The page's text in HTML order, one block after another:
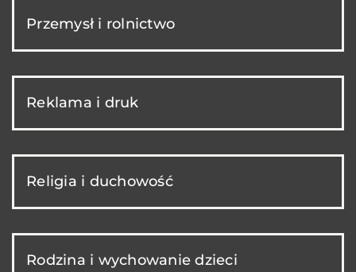
Przemysł i rolnictwo
Reklama i druk
Religia i duchowość
Rodzina i wychowanie dzieci